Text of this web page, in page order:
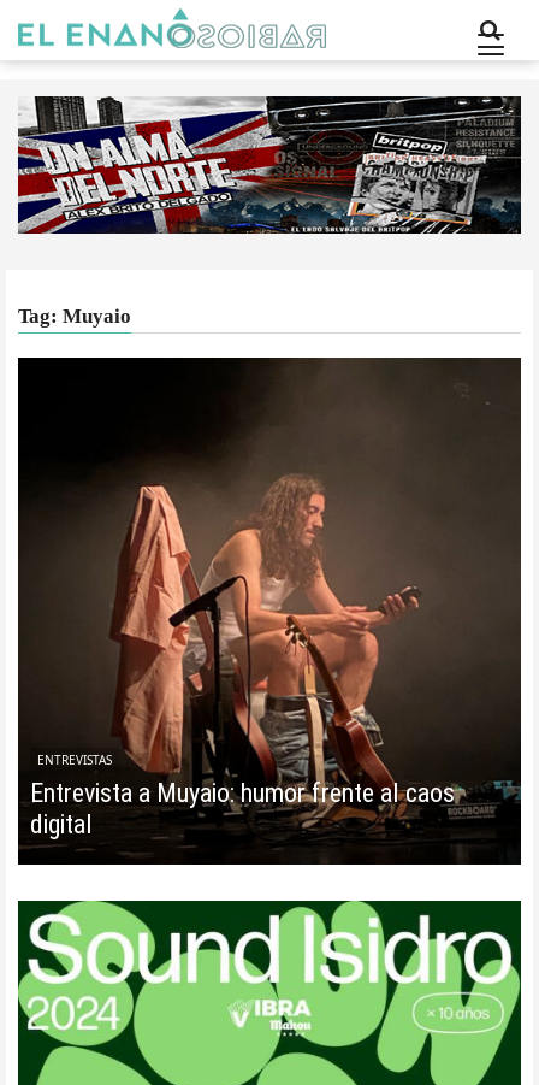
Tag: Muyaio
ENTREVISTAS
Entrevista a Muyaio: humor frente al caos
digital